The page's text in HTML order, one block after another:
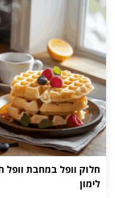
חלוק וופל במחבת וופל
לימון